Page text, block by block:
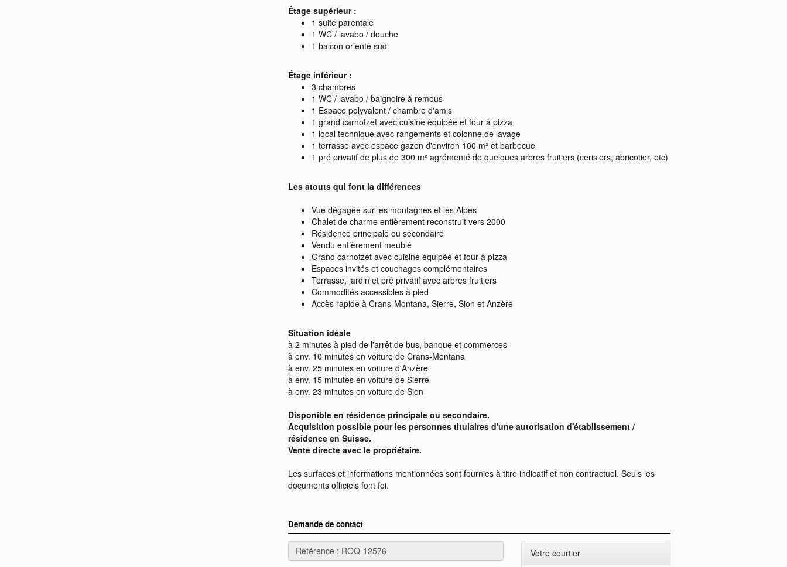
Étage supérieur :
1 suite parentale
1 WC / lavabo / douche
1 balcon orienté sud
Étage inférieur :
3 chambres
1 WC / lavabo / baignoire à remous
1 Espace polyvalent / chambre d'amis
1 grand carnotzet avec cuisine équipée et four à pizza
1 local technique avec rangements et colonne de lavage
1 terrasse avec espace gazon d'environ 100 m² et barbecue
1 pré privatif de plus de 300 m² agrémenté de quelques arbres fruitiers (cerisiers, abricotier, etc)
Les atouts qui font la différences
Vue dégagée sur les montagnes et les Alpes
Chalet de charme entièrement reconstruit vers 2000
Résidence principale ou secondaire
Vendu entièrement meublé
Grand carnotzet avec cuisine équipée et four à pizza
Espaces invités et couchages complémentaires
Terrasse, jardin et pré privatif avec arbres fruitiers
Commodités accessibles à pied
Accès rapide à Crans-Montana, Sierre, Sion et Anzère
Situation idéale
à 2 minutes à pied de l'arrêt de bus, banque et commerces
à env. 10 minutes en voiture de Crans-Montana
à env. 25 minutes en voiture d'Anzère
à env. 15 minutes en voiture de Sierre
à env. 23 minutes en voiture de Sion
Disponible en résidence principale ou secondaire.
Acquisition possible pour les personnes titulaires d'une autorisation d'établissement /
résidence en Suisse.
Vente directe avec le propriétaire.
Les surfaces et informations mentionnées sont fournies à titre indicatif et non contractuel. Seuls les
documents officiels font foi.
Demande de contact
Votre courtier